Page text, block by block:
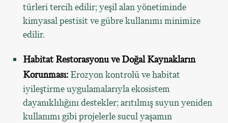
türleri tercih edilir; yeşil alan yönetiminde
kimyasal pestisit ve gübre kullanımı minimize
edilir.
Habitat Restorasyonu ve Doğal Kaynakların
Korunması: Erozyon kontrolü ve habitat
iyileştirme uygulamalarıyla ekosistem
dayanıklılığını destekler; arıtılmış suyun yeniden
kullanımı gibi projelerle sucul yaşamın